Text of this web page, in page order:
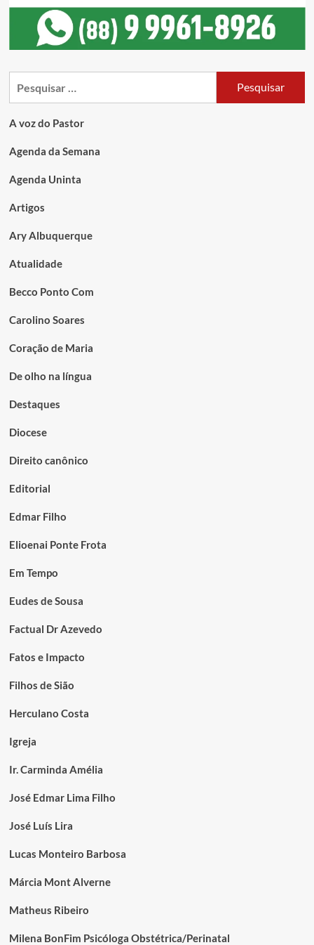
A voz do Pastor
Agenda da Semana
Agenda Uninta
Artigos
Ary Albuquerque
Atualidade
Becco Ponto Com
Carolino Soares
Coração de Maria
De olho na língua
Destaques
Diocese
Direito canônico
Editorial
Edmar Filho
Elioenai Ponte Frota
Em Tempo
Eudes de Sousa
Factual Dr Azevedo
Fatos e Impacto
Filhos de Sião
Herculano Costa
Igreja
Ir. Carminda Amélia
José Edmar Lima Filho
José Luís Lira
Lucas Monteiro Barbosa
Márcia Mont Alverne
Matheus Ribeiro
Milena BonFim Psicóloga Obstétrica/Perinatal